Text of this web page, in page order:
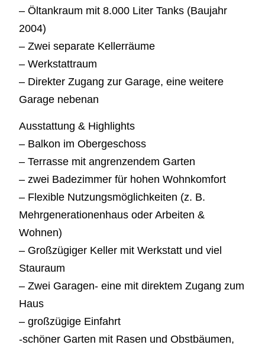
– Öltankraum mit 8.000 Liter Tanks (Baujahr
2004)
– Zwei separate Kellerräume
– Werkstattraum
– Direkter Zugang zur Garage, eine weitere
Garage nebenan
Ausstattung & Highlights
– Balkon im Obergeschoss
– Terrasse mit angrenzendem Garten
– zwei Badezimmer für hohen Wohnkomfort
– Flexible Nutzungsmöglichkeiten (z. B.
Mehrgenerationenhaus oder Arbeiten &
Wohnen)
– Großzügiger Keller mit Werkstatt und viel
Stauraum
– Zwei Garagen- eine mit direktem Zugang zum
Haus
– großzügige Einfahrt
-schöner Garten mit Rasen und Obstbäumen,